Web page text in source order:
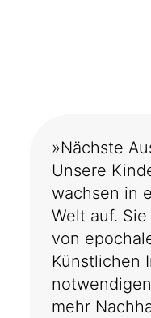
»Nächste
Unsere
wachsen in
Welt auf.
von
Künstlichen
mehr